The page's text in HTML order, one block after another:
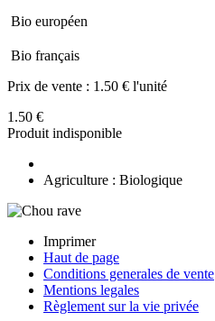
Bio européen
Bio français
Prix de vente : 1.50 € l'unité
1.50 €
Produit indisponible
Agriculture : Biologique
Imprimer
Haut de page
Conditions generales de vente
Mentions legales
Règlement sur la vie privée